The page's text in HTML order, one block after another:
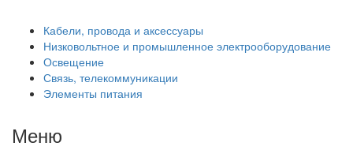
Кабели, провода и аксессуары
Низковольтное и промышленное электрооборудование
Освещение
Связь, телекоммуникации
Элементы питания
Меню